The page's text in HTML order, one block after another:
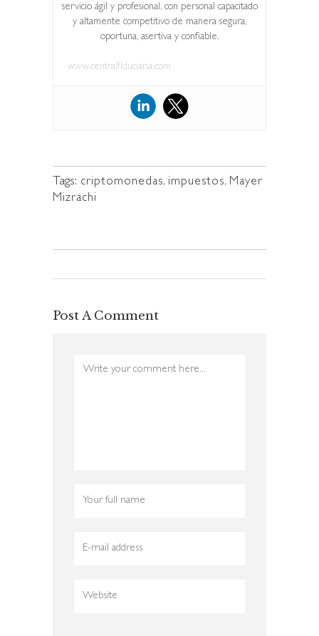
servicio ágil y profesional, con personal capacitado
y altamente competitivo de manera segura,
oportuna, asertiva y confiable.
www.centralfiduciaria.com
Tags: criptomonedas, impuestos, Mayer
Mizrachi
Post A Comment